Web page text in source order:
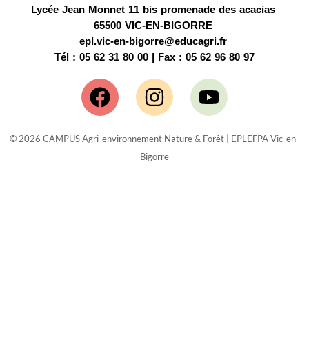
Lycée Jean Monnet 11 bis promenade des acacias
65500 VIC-EN-BIGORRE
epl.vic-en-bigorre@educagri.fr
Tél : 05 62 31 80 00 | Fax : 05 62 96 80 97
FacebookInstagramYoutube
© 2026 CAMPUS Agri-environnement Nature & Forêt | EPLEFPA Vic-en-
Bigorre